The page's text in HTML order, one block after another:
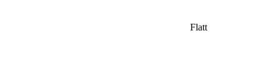
Flatt